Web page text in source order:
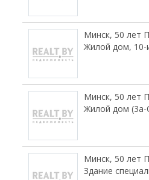
Минск, 50 лет
Жилой дом, 10-
Минск, 50 лет
Жилой дом (3а-
Минск, 50 лет
Здание